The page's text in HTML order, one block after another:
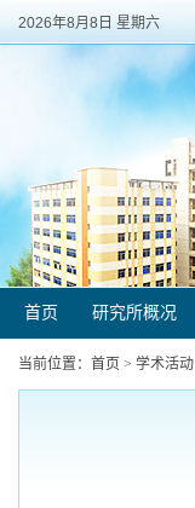
2026年8月8日 星期六
首页 研究所概况
当前位置： 首页 > 学术活动